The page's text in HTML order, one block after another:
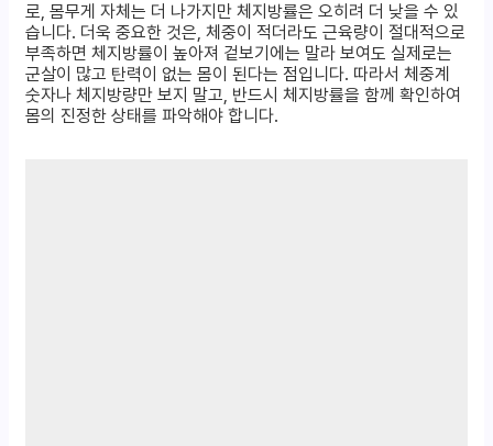
로, 몸무게 자체는 더 나가지만 체지방률은 오히려 더 낮을 수 있
습니다. 더욱 중요한 것은, 체중이 적더라도 근육량이 절대적으로
부족하면 체지방률이 높아져 겉보기에는 말라 보여도 실제로는
군살이 많고 탄력이 없는 몸이 된다는 점입니다. 따라서 체중계
숫자나 체지방량만 보지 말고, 반드시 체지방률을 함께 확인하여
몸의 진정한 상태를 파악해야 합니다.